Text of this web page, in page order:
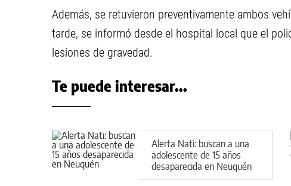
Además, se retuvieron preventivamente ambos
tarde, se informó desde el hospital local que el
lesiones de gravedad.
Te puede interesar...
Alerta Nati: buscan a una
adolescente de 15 años
desaparecida en Neuquén